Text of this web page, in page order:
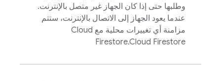
وطلبها حتى إذا كان الجهاز غير متصل بالإنترنت.
عندما يعود الجهاز إلى الاتصال بالإنترنت، ستتم
مزامنة أي تغييرات محلية مع Cloud
Firestore.Cloud Firestore